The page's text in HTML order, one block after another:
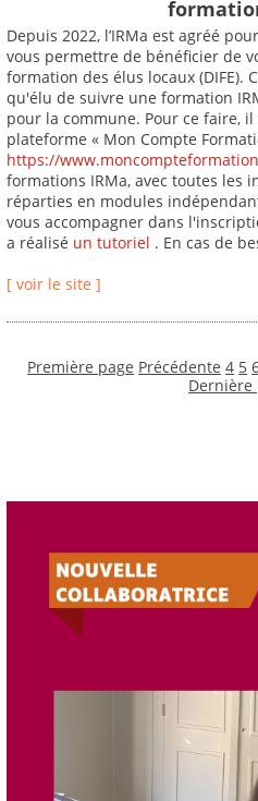
Depuis 2022, l’IRMa est agréé
vous permettre de bénéficier de
formation des élus locaux (DIFE).
qu'élu de suivre une formation
pour la commune. Pour ce faire,
plateforme « Mon Compte
https://
formations IRMa, avec toutes les
réparties en modules
vous accompagner dans
a réalisé un tutoriel . En cas de
[ voir le site ]
Première page Précédente 4 5
Dernière